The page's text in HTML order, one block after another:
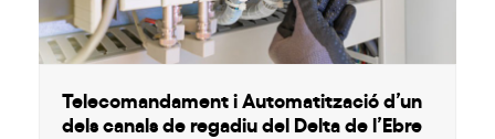
Telecomandament i Automatització d’un
dels canals de regadiu del Delta de l’Ebre